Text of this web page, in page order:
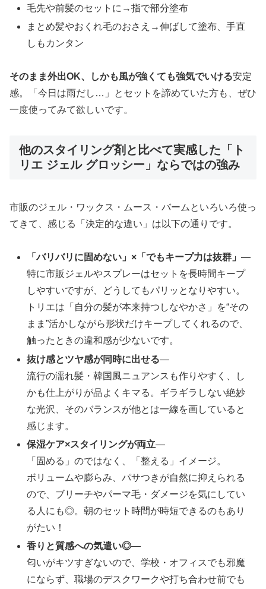
毛先や前髪のセットに→指で部分塗布
まとめ髪やおくれ毛のおさえ→伸ばして塗布、手直
しもカンタン
そのまま外出OK、しかも風が強くても強気でいける安定
感。「今日は雨だし…」とセットを諦めていた方も、ぜひ
一度使ってみて欲しいです。
他のスタイリング剤と比べて実感した「ト
リエ ジェル グロッシー」ならではの強み
市販のジェル・ワックス・ムース・バームといろいろ使っ
てきて、感じる「決定的な違い」は以下の通りです。
「バリバリに固めない」×「でもキープ力は抜群」―
特に市販ジェルやスプレーはセットを長時間キープ
しやすいですが、どうしてもパリッとなりやすい。
トリエは「自分の髪が本来持つしなやかさ」を“その
まま”活かしながら形状だけキープしてくれるので、
触ったときの違和感が少ないです。
抜け感とツヤ感が同時に出せる―
流行の濡れ髪・韓国風ニュアンスも作りやすく、し
かも仕上がりが品よくキマる。ギラギラしない絶妙
な光沢、そのバランスが他とは一線を画していると
感じます。
保湿ケア×スタイリングが両立―
「固める」のではなく、「整える」イメージ。
ボリュームや膨らみ、パサつきが自然に抑えられる
ので、ブリーチやパーマ毛・ダメージを気にしてい
る人にも◎。朝のセット時間が時短できるのもあり
がたい！
香りと質感への気遣い◎―
匂いがキツすぎないので、学校・オフィスでも邪魔
にならず、職場のデスクワークや打ち合わせ前でも